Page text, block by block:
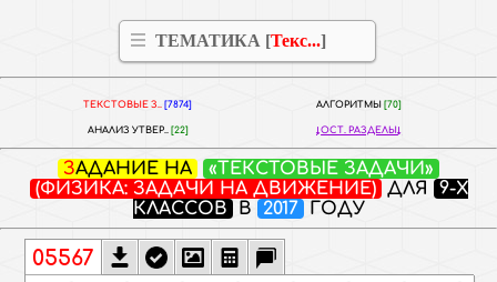
ТЕМАТИКА [Тек­с...]
ТЕК­СТО­ВЫЕ З.. [7874] АЛГОРИТМЫ [70]
АНА­ЛИЗ УТВЕР.. [22] ОСТ. РАЗДЕЛЫ
ЗАДАНИЕ НА
«ТЕК­СТО­ВЫЕ ЗАДАЧИ»
(ФИЗИКА: ЗАДАЧИ НА ДВИЖЕНИЕ) ДЛЯ
9-Х
КЛАССОВ
В 2017 ГОДУ
05567